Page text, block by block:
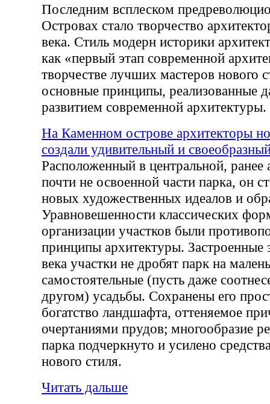
Последним всплеском
Островах стало творчество
века. Стиль модерн историки
как «первый этап современной
творчестве лучших мастеров нового
основные принципы, реализованные
развитием современной архитектуры.
На Каменном острове архитекторы
создали удивительный и
Расположенный в центральной, ранее
почти не освоенной части парка, он
новых художественных идеалов и
Уравновешенности классических
организации участков были
принципы архитектуры. Застроенные
века участки не дробят парк на
самостоятельные (пусть даже
другом) усадьбы. Сохранены его
богатство ландшафта, оттеняемое
очертаниями прудов; многообразие
парка подчеркнуто и усилено
нового стиля.
Читать дальше